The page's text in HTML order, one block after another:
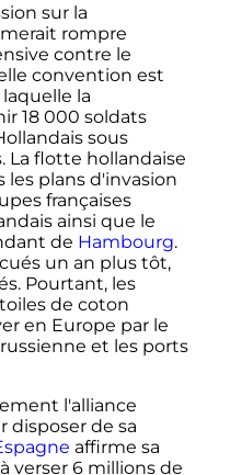
sur la
rompre
contre le
convention est
la
18 000 soldats
sous
La flotte hollandaise
les plans d'invasion
françaises
ainsi que le
de Hambourg.
un an plus tôt,
Pourtant, les
de coton
en Europe par le
et les ports
l'alliance
disposer de sa
affirme sa
verser 6 millions de